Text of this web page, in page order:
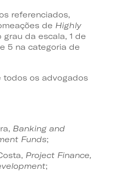
referenciados,
de Highly
grau da escala, 1 de
5 na categoria de
todos os advogados
Banking and
Funds;
Project Finance,
;